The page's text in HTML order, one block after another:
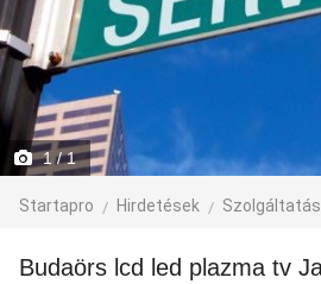
1 / 1
Startapro Hirdetések Szolgáltatás
Budaörs lcd led plazma tv Javítás tv Szerviz tv